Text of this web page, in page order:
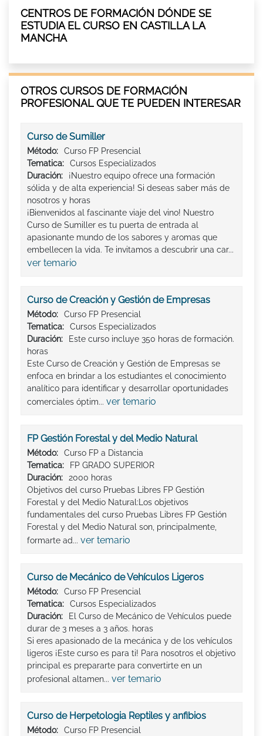
CENTROS DE FORMACIÓN DÓNDE SE
ESTUDIA EL CURSO EN CASTILLA LA
MANCHA
OTROS CURSOS DE FORMACIÓN
PROFESIONAL QUE TE PUEDEN INTERESAR
Curso de Sumiller
Método:
Curso FP Presencial
Tematica:
Cursos Especializados
Duración:
¡Nuestro equipo ofrece una formación
sólida y de alta experiencia! Si deseas saber más de
nosotros y horas
¡Bienvenidos al fascinante viaje del vino! Nuestro
Curso de Sumiller es tu puerta de entrada al
apasionante mundo de los sabores y aromas que
embellecen la vida. Te invitamos a descubrir una car...
ver temario
Curso de Creación y Gestión de Empresas
Método:
Curso FP Presencial
Tematica:
Cursos Especializados
Duración:
Este curso incluye 350 horas de formación.
horas
Este Curso de Creación y Gestión de Empresas se
enfoca en brindar a los estudiantes el conocimiento
analítico para identificar y desarrollar oportunidades
comerciales óptim... ver temario
FP Gestión Forestal y del Medio Natural
Método:
Curso FP a Distancia
Tematica:
FP GRADO SUPERIOR
Duración:
2000 horas
Objetivos del curso Pruebas Libres FP Gestión
Forestal y del Medio Natural:Los objetivos
fundamentales del curso Pruebas Libres FP Gestión
Forestal y del Medio Natural son, principalmente,
formarte ad... ver temario
Curso de Mecánico de Vehículos Ligeros
Método:
Curso FP Presencial
Tematica:
Cursos Especializados
Duración:
El Curso de Mecánico de Vehículos puede
durar de 3 meses a 3 años. horas
Si eres apasionado de la mecánica y de los vehículos
ligeros ¡Este curso es para ti! Para nosotros el objetivo
principal es prepararte para convertirte en un
profesional altamen... ver temario
Curso de Herpetologia Reptiles y anfibios
Método:
Curso FP Presencial